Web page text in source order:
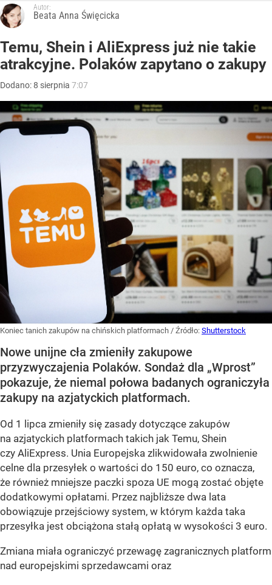
Autor:
Beata Anna Święcicka
Temu, Shein i AliExpress już nie takie
atrakcyjne. Polaków zapytano o zakupy
Dodano:8 sierpnia 7:07
Koniec tanich zakupów na chińskich platformach / Źródło: Shutterstock
Nowe unijne cła zmieniły zakupowe
przyzwyczajenia Polaków. Sondaż dla „Wprost”
pokazuje, że niemal połowa badanych ograniczyła
zakupy na azjatyckich platformach.
Od 1 lipca zmieniły się zasady dotyczące zakupów
na azjatyckich platformach takich jak Temu, Shein
czy AliExpress. Unia Europejska zlikwidowała zwolnienie
celne dla przesyłek o wartości do 150 euro, co oznacza,
że również mniejsze paczki spoza UE mogą zostać objęte
dodatkowymi opłatami. Przez najbliższe dwa lata
obowiązuje przejściowy system, w którym każda taka
przesyłka jest obciążona stałą opłatą w wysokości 3 euro.
Zmiana miała ograniczyć przewagę zagranicznych platform
nad europejskimi sprzedawcami oraz